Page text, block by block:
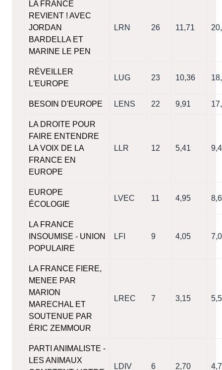
LA FRANCE
REVIENT ! AVEC
JORDAN
BARDELLA ET
MARINE LE PEN
LRN 26 11,71
RÉVEILLER
L'EUROPE
LUG 23 10,36
BESOIN D'EUROPE LENS 22 9,91
LA DROITE POUR
FAIRE ENTENDRE
LA VOIX DE LA
FRANCE EN
EUROPE
LLR 12 5,41
EUROPE
ÉCOLOGIE
LVEC 11 4,95
LA FRANCE
INSOUMISE - UNION
POPULAIRE
LFI 9 4,05
LA FRANCE FIERE,
MENEE PAR
MARION
MARECHAL ET
SOUTENUE PAR
ÉRIC ZEMMOUR
LREC 7 3,15
PARTI ANIMALISTE -
LES ANIMAUX
LDIV 6 2,70